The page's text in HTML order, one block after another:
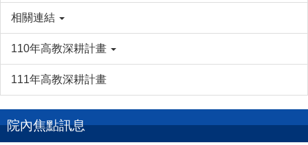
相關連結
110年高教深耕計畫
111年高教深耕計畫
院內焦點訊息